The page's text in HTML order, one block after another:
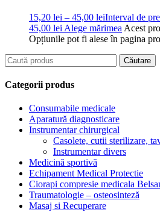
15,20 lei – 45,00 leiInterval de
45,00 lei Alege mărimea Acest
Opțiunile pot fi alese în pagina
Categorii produs
Consumabile medicale
Aparatură diagnosticare
Instrumentar chirurgical
Casolete, cutii sterilizare,
Instrumentar divers
Medicină sportivă
Echipament Medical Protectie
Ciorapi compresie medicala
Traumatologie – osteosinteză
Masaj si Recuperare